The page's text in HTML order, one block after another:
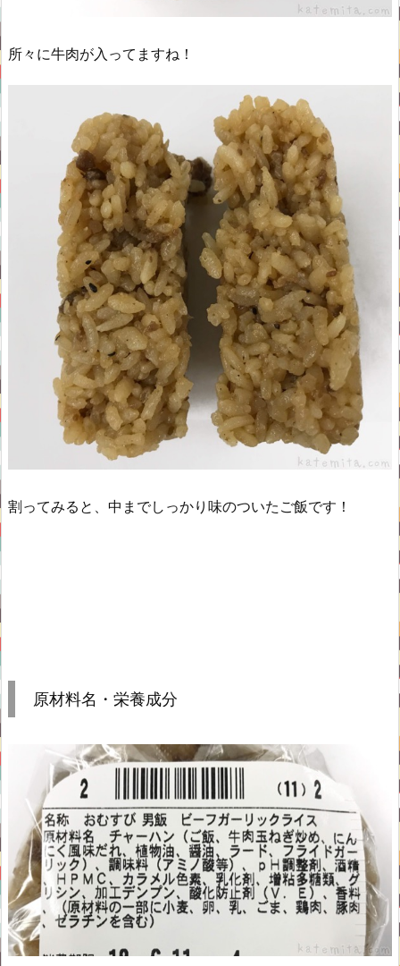
所々に牛肉が入ってますね！
割ってみると、中までしっかり味のついたご飯です！
原材料名・栄養成分